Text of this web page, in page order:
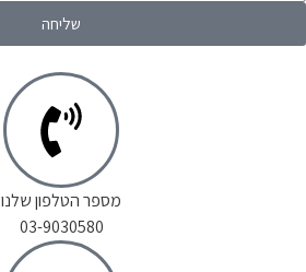
שליחה
מספר הטלפון שלנו
03-9030580